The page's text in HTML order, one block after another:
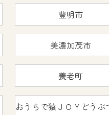
豊明市
美濃加茂市
養老町